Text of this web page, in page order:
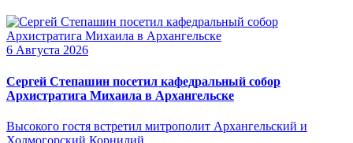
6 Августа 2026
Сергей Степашин посетил кафедральный собор
Архистратига Михаила в Архангельске
Высокого гостя встретил митрополит Архангельский и
Холмогорский Корнилий.